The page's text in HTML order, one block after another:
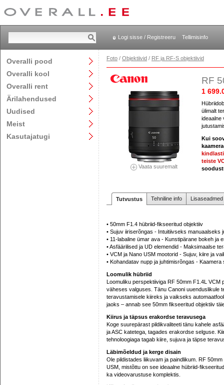
Logi sisse / Registreeru Tellimisinfo
Overalli pood
Overalli kool
Overalli rent
Ärilahendused
Uudised
Meist
Kasutajatugi
Foto / Objektiivid / RF ja RF-S objektiivid
Vaata suuremalt
RF
1
ülimalt
ideaalne
Kui
teiste
Tutvustus Tehniline info
• 50mm F1.4 hübriid-fikseeritud objektiiv
• Sujuv iiriserõngas - Intuitiivseks manuaalseks
• 11-labaline ümar ava - Kunstipärane bokeh ja
• Asfäärilised ja UD elemendid - Maksimaalse
• VCM ja Nano USM mootorid - Sujuv, kiire ja
• Kohandatav nupp ja juhtimisrõngas -
Loomulik hübriid
Loomuliku perspektiiviga RF 50mm F1.4L VCM
väheses valguses. Tänu Canoni uuenduslikule
teravustamisele kiireks ja vaikseks
jaoks – annab see 50mm fikseeritud objektiiv
Kiirus ja täpsus erakordse teravusega
Koge suurepärast pildikvaliteeti tänu kahele
ja ASC katetega, tagades erakordse selguse.
tehnoloogiaga tagab kiire, sujuva ja täpse
Läbimõeldud ja kerge disain
Ole pildistades liikuvam ja paindlikum. RF
USM, mistõttu on see ideaalne hübriid-
ka videovarustuse komplektis.